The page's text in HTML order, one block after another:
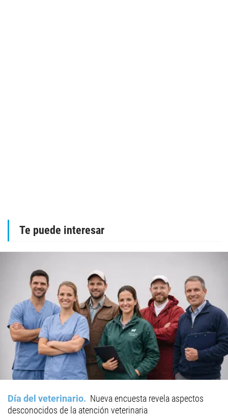
Te puede interesar
Día del veterinario
Nueva encuesta revela aspectos
desconocidos de la atención veterinaria